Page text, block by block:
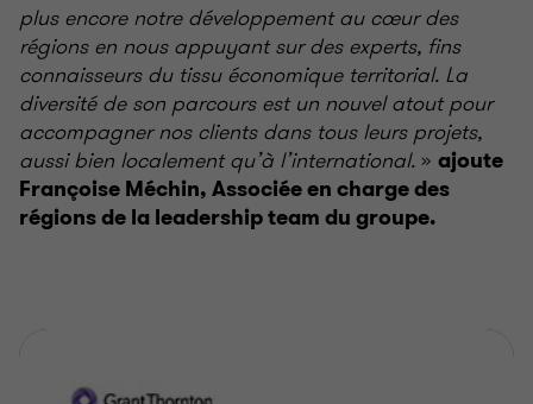
plus encore notre développement au cœur des
régions en nous appuyant sur des experts, fins
connaisseurs du tissu économique territorial. La
diversité de son parcours est un nouvel atout pour
accompagner nos clients dans tous leurs projets,
aussi bien localement qu’à l’international.» ajoute
Françoise Méchin, Associée en charge des
régions de la leadership team du groupe.